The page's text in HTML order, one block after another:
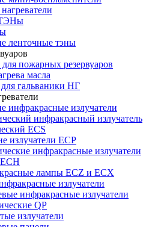
ленточные тэны
пожарных резервуаров
масла
для гальваники НГ
инфракрасные излучатели
инфракрасный излучатель
ECS
излучатели ECP
инфракрасные излучатели
лампы ECZ и ECX
излучатели
инфракрасные излучатели
QP
излучатели